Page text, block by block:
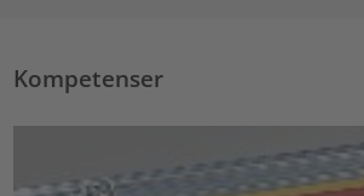
Kompetenser